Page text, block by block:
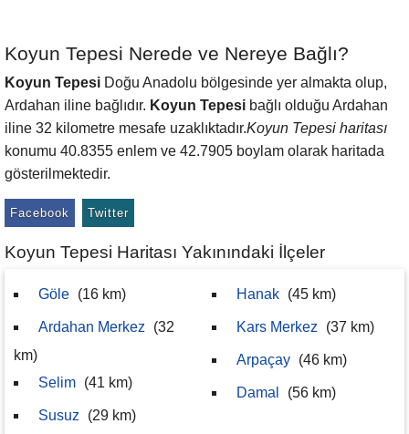
Koyun Tepesi Nerede ve Nereye Bağlı?
Koyun Tepesi Doğu Anadolu bölgesinde yer almakta olup,
Ardahan iline bağlıdır. Koyun Tepesi bağlı olduğu Ardahan
iline 32 kilometre mesafe uzaklıktadır.Koyun Tepesi haritası
konumu 40.8355 enlem ve 42.7905 boylam olarak haritada
gösterilmektedir.
Facebook Twitter
Koyun Tepesi Haritası Yakınındaki İlçeler
Göle (16 km)
Ardahan Merkez
(32
km)
Selim (41 km)
Susuz (29 km)
Hanak (45 km)
Kars Merkez (37 km)
Arpaçay (46 km)
Damal (56 km)